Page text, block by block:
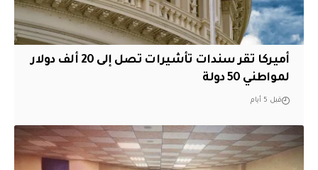
أميركا تقر سندات تأشيرات تصل إلى 20 ألف دولار
لمواطني 50 دولة
قبل 5 أيام